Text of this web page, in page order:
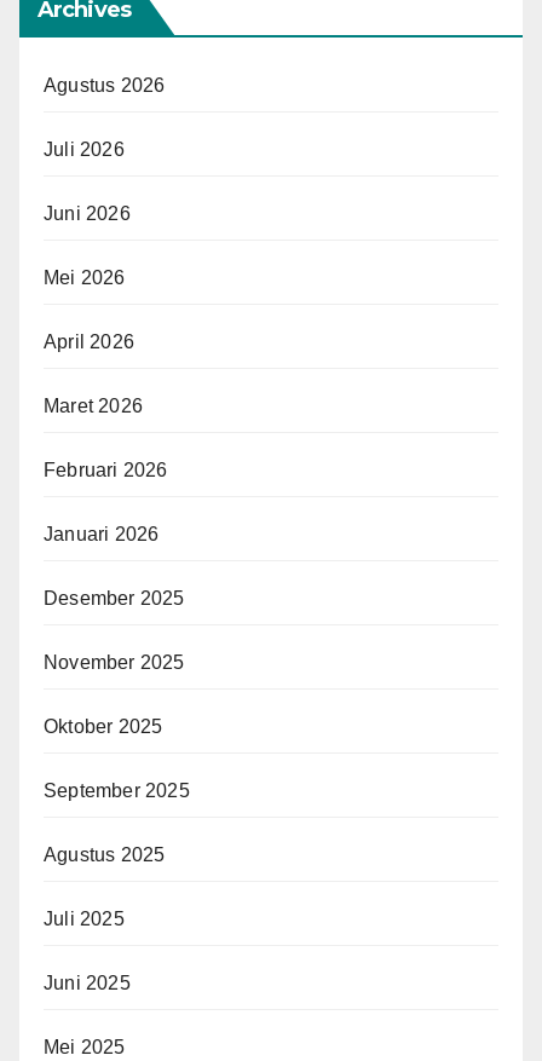
Archives
Agustus 2026
Juli 2026
Juni 2026
Mei 2026
April 2026
Maret 2026
Februari 2026
Januari 2026
Desember 2025
November 2025
Oktober 2025
September 2025
Agustus 2025
Juli 2025
Juni 2025
Mei 2025